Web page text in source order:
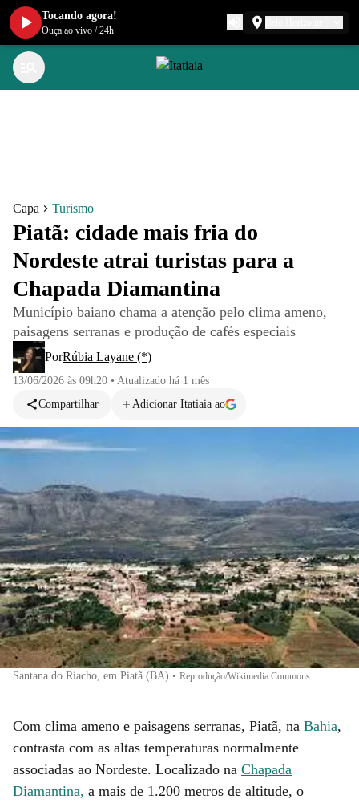
Capa Turismo
Piatã: cidade mais fria do
Nordeste atrai turistas para a
Chapada Diamantina
Município baiano chama a atenção pelo clima ameno,
paisagens serranas e produção de cafés especiais
PorRúbia Layane (*)
13/06/2026 às 09h20 • Atualizado há 1 mês
Compartilhar
Adicionar Itatiaia ao
Santana do Riacho, em Piatã (BA) • Reprodução/Wikimedia Commons
Com clima ameno e paisagens serranas, Piatã, na Bahia,
contrasta com as altas temperaturas normalmente
associadas ao Nordeste. Localizado na Chapada
Diamantina, a mais de 1.200 metros de altitude, o
Tocando agora!
Ouça ao vivo /24h